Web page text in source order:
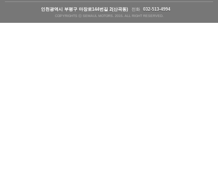
인천광역시 부평구 마장로144번길 2(산곡동) 전화 032-513-4994
COPYRIGHTS ⓒ SEMAUL MOTORS. 2015. ALL RIGHT RESERVED.